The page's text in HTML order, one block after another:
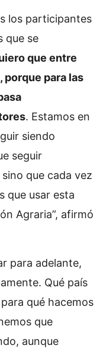
los participantes
que se
que entre
para las
. Estamos en
siendo
seguir
que cada vez
que usar esta
Agraria”, afirmó
para adelante,
Qué país
qué hacemos
que
aunque